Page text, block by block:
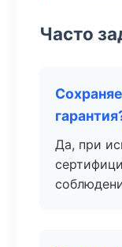
Часто
Да, при